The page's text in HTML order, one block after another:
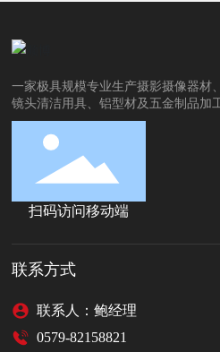
一家极具规模专业生产摄影摄像器材
镜头清洁用具、铝型材及五金制品加
扫码访问移动端
联系方式
联系人：鲍经理
0579-82158821